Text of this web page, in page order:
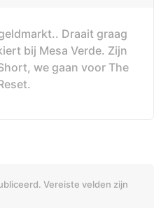
Draait graag
bij Mesa Verde. Zijn
we gaan voor The
Vereiste velden zijn